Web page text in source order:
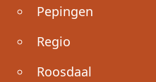
Pepingen
Regio
Roosdaal